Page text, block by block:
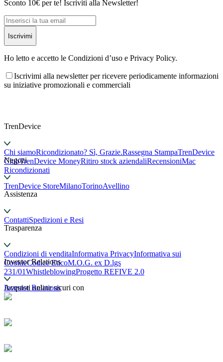
Sconto 10€ per te! Iscriviti alla Newsletter!
Iscrivimi
Ho letto e accetto le Condizioni d’uso e Privacy Policy.
Iscrivimi alla newsletter per ricevere periodicamente informazioni
su iniziative promozionali e commerciali
TrenDevice
Chi siamoRicondizionato? Sì, Grazie.Rassegna StampaTrenDevice
ClubTrenDevice MoneyRitiro stock aziendaliRecensioniMac
Ricondizionati
Negozi
TrenDevice StoreMilanoTorinoAvellino
Assistenza
ContattiSpedizioni e Resi
Trasparenza
Condizioni di venditaInformativa PrivacyInformativa sui
CookieCodice EticoM.O.G. ex D.lgs
231/01WhistleblowingProgetto REFIVE 2.0
Investor Relations
Investor Relations
Acquisti online sicuri con